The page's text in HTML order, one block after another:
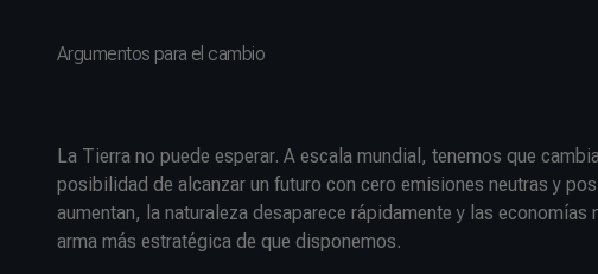
Argumentos para el cambio
La Tierra no puede esperar. A escala mundial, tenemos que
posibilidad de alcanzar un futuro con cero emisiones neutras y
aumentan, la naturaleza desaparece rápidamente y las
arma más estratégica de que disponemos.